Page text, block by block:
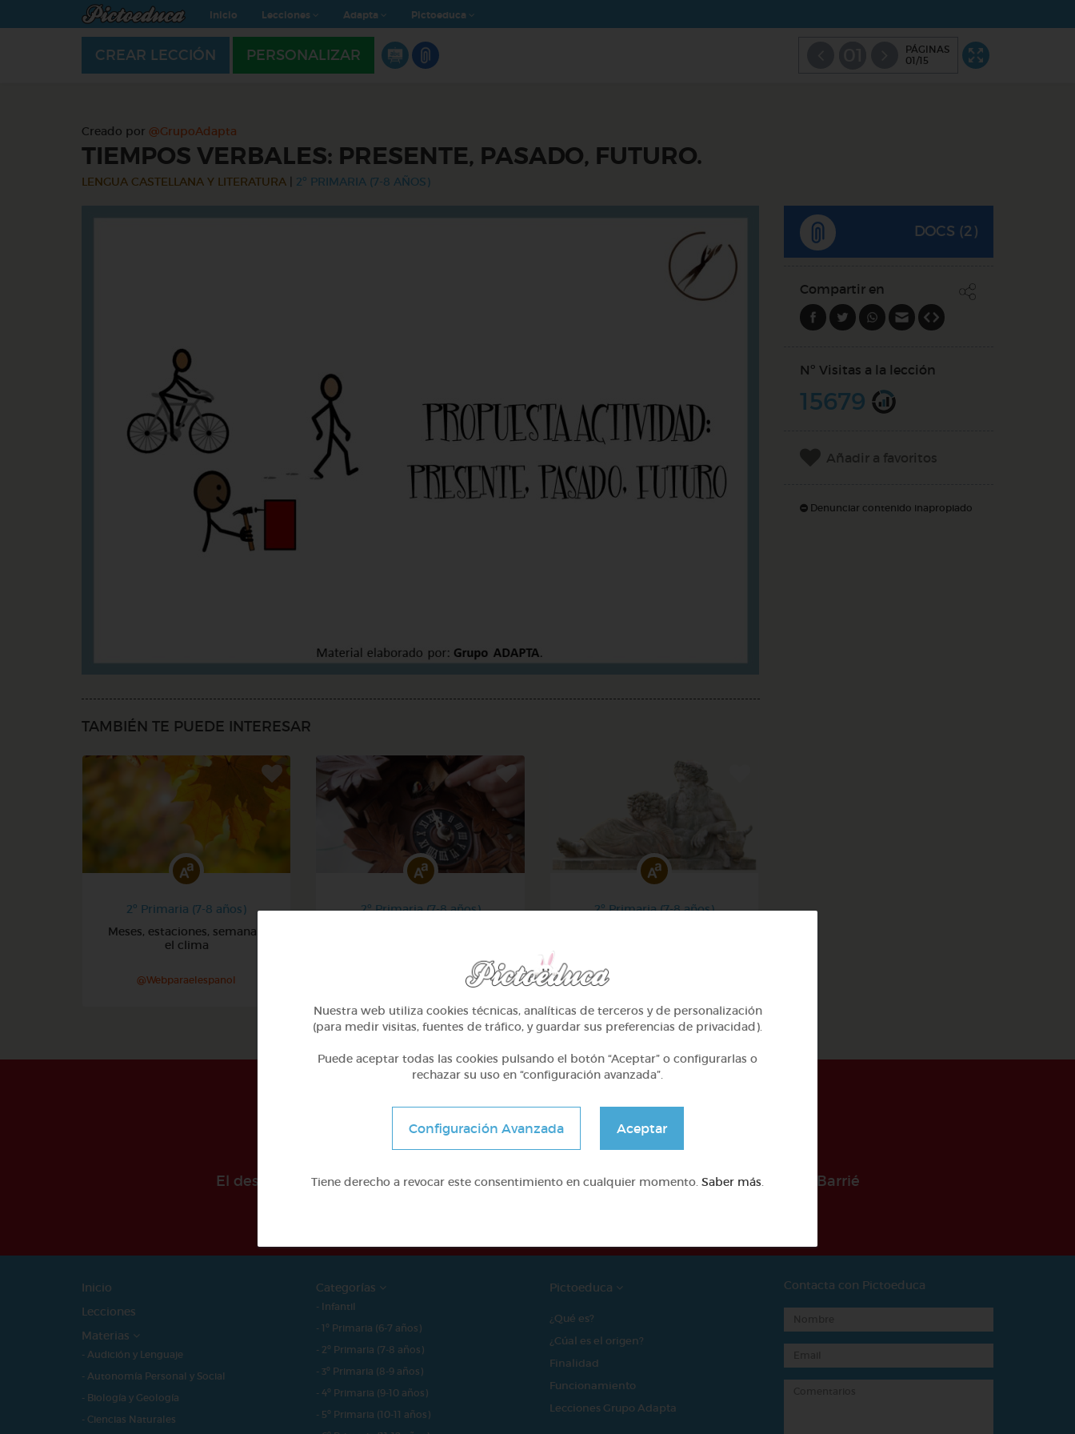
Inicio Lecciones Adapta Pictoeduca
CREAR LECCIÓN PERSONALIZAR
PÁGINAS
01/15
Creado por @GrupoAdapta
TIEMPOS VERBALES: PRESENTE, PASADO, FUTURO.
LENGUA CASTELLANA Y LITERATURA 2º PRIMARIA (7-8 AÑOS)
TAMBIÉN TE PUEDE INTERESAR
2º Primaria (7-8 años)
Meses, estaciones, semana y
el clima
@Webparaelespanol
2º Primaria (7-8 años)
@Webparaelespanol
2º Primaria (7-8 años)
@Webparaelespanol
DOCS (2)
Compartir en
Nº Visitas a la lección
15679
Añadir a favoritos
Denunciar contenido inapropiado
El desarollo de este proyecto ha sido posible gracias al mecenazgo de la Fundación Barrié
Inicio
Lecciones
Materias
- Audición y Lenguaje
- Autonomía Personal y Social
- Biología y Geología
- Ciencias Naturales
Categorías
- Infantil
- 1º Primaria (6-7 años)
- 2º Primaria (7-8 años)
- 3º Primaria (8-9 años)
- 4º Primaria (9-10 años)
- 5º Primaria (10-11 años)
Pictoeduca
¿Qué es?
¿Cúal es el origen?
Finalidad
Funcionamiento
Lecciones Grupo Adapta
Contacta con Pictoeduca
Nuestra web utiliza cookies técnicas, analíticas de terceros y de personalización
(para medir visitas, fuentes de tráfico, y guardar sus preferencias de privacidad).
Puede aceptar todas las cookies pulsando el botón “Aceptar” o configurarlas o
rechazar su uso en “configuración avanzada”.
Configuración Avanzada Aceptar
Tiene derecho a revocar este consentimiento en cualquier momento. Saber más.